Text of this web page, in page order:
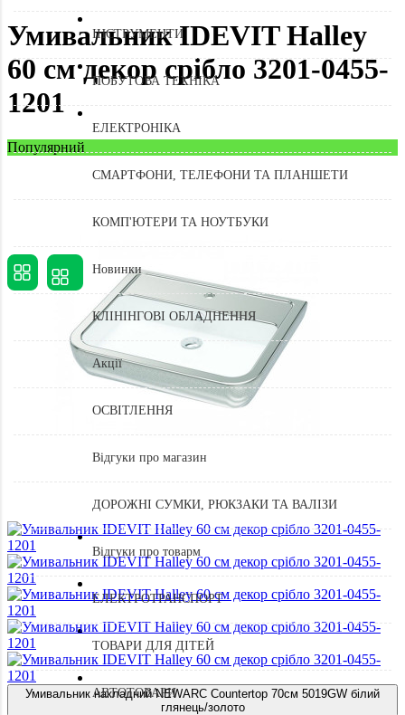
ІНСТРУМЕНТИ
ПОБУТОВА ТЕХНІКА
ЕЛЕКТРОНІКА
СМАРТФОНИ, ТЕЛЕФОНИ ТА ПЛАНШЕТИ
КОМП'ЮТЕРИ ТА НОУТБУКИ
Новинки
КЛІНІНГОВІ ОБЛАДНЕННЯ
Акції
ОСВІТЛЕННЯ
Відгуки про магазин
ДОРОЖНІ СУМКИ, РЮКЗАКИ ТА ВАЛІЗИ
Відгуки про товарм
ЕЛЕКТРОТРАНСПОРТ
ТОВАРИ ДЛЯ ДІТЕЙ
АВТОТОВАРИ
Умивальник IDEVIT Halley
60 см декор срібло 3201-0455-
1201
Популярний
Умивальник накладний NEWARC Countertop 70см 5019GW білий
глянець/золото